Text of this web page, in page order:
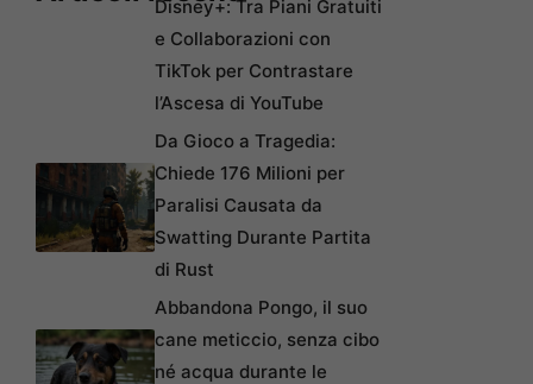
Disney+: Tra Piani Gratuiti
e Collaborazioni con
TikTok per Contrastare
l’Ascesa di YouTube
Da Gioco a Tragedia:
Chiede 176 Milioni per
Paralisi Causata da
Swatting Durante Partita
di Rust
Abbandona Pongo, il suo
cane meticcio, senza cibo
né acqua durante le